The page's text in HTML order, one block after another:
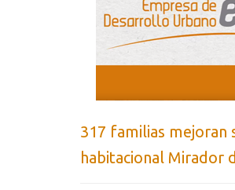
317 familias mejoran
habitacional Mirador